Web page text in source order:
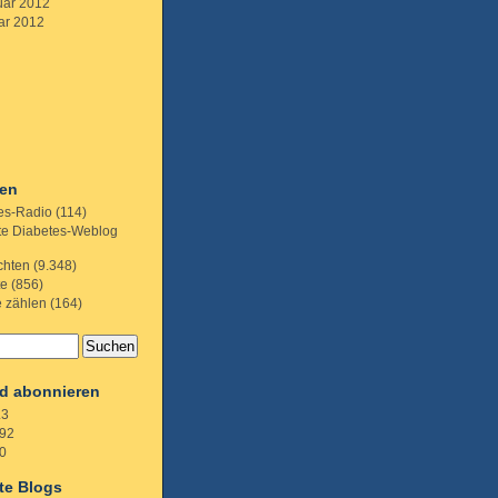
2012
2012
Radio (114)
Diabetes-Weblog
(9.348)
(856)
zählen (164)
abonnieren
Blogs